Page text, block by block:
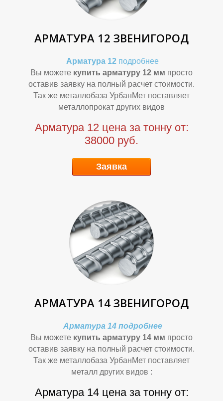
О
П
Р
АРМАТУРА 12 ЗВЕНИГОРОД
Арматура 12 подробнее
Вы можете купить арматуру 12 мм просто
оставив заявку на полный расчет стоимости.
Так же металлобаза УрбанМет поставляет
металлопрокат других видов
Арматура 12 цена за тонну от:
38000 руб.
Заявка
АРМАТУРА 14 ЗВЕНИГОРОД
Арматура 14 подробнее
Вы можете купить арматуру 14 мм просто
оставив заявку на полный расчет стоимости.
Так же металлобаза УрбанМет поставляет
металл других видов :
Арматура 14 цена за тонну от:
О
П
Р